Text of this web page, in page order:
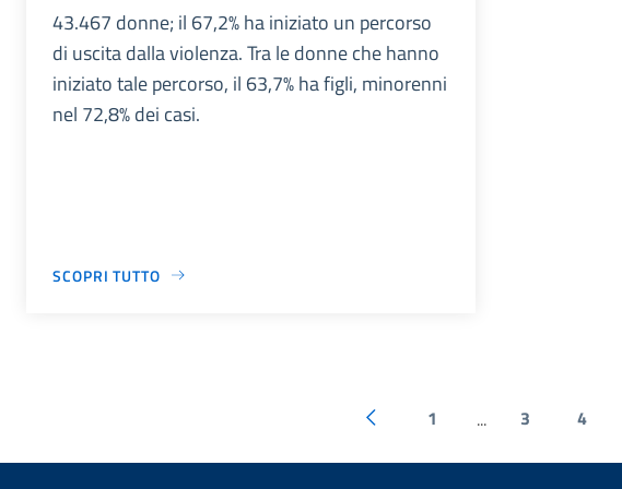
43.467 donne; il 67,2% ha iniziato un percorso
di uscita dalla violenza. Tra le donne che hanno
iniziato tale percorso, il 63,7% ha figli, minorenni
nel 72,8% dei casi.
SCOPRI TUTTO
1 ... 3 4